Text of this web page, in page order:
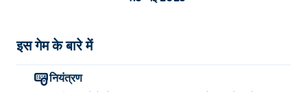
इस गेम के बारे में
नियंत्रण